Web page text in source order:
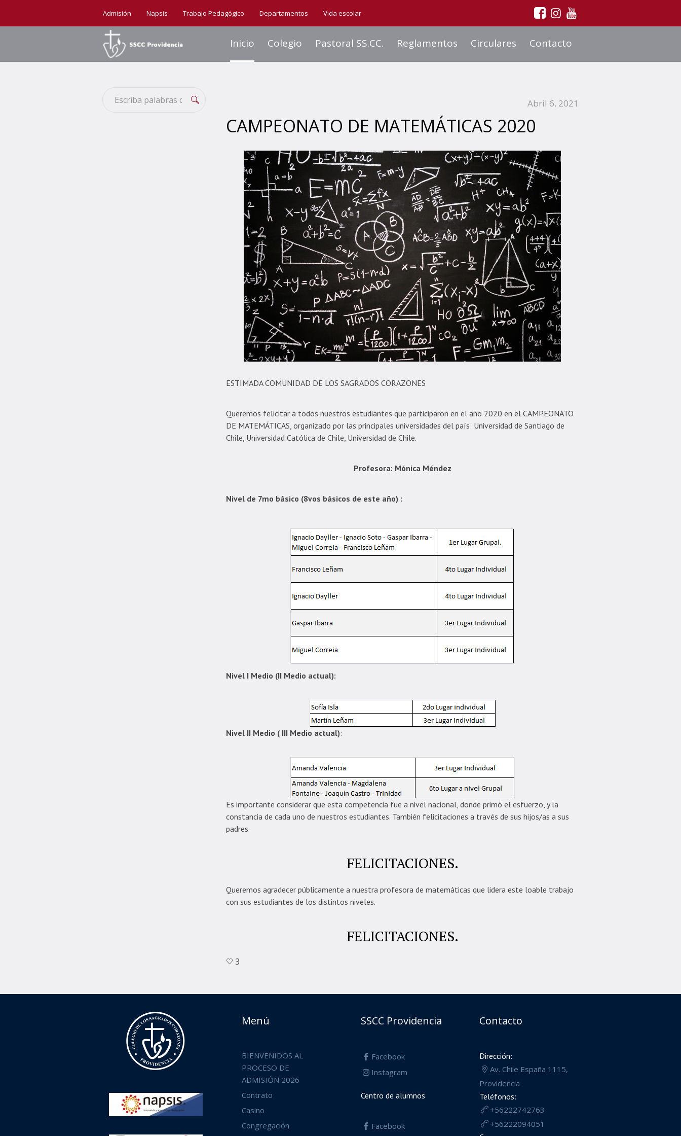
Admisión Napsis Trabajo Pedagógico Departamentos Vida escolar
Inicio Colegio Pastoral SS.CC. Reglamentos Circulares Contacto
Abril 6, 2021
CAMPEONATO DE MATEMÁTICAS 2020
ESTIMADA COMUNIDAD DE LOS SAGRADOS CORAZONES
Queremos felicitar a todos nuestros estudiantes que participaron en el año 2020 en el CAMPEONATO
DE MATEMÁTICAS, organizado por las principales universidades del país: Universidad de Santiago de
Chile, Universidad Católica de Chile, Universidad de Chile.
Profesora: Mónica Méndez
Nivel de 7mo básico (8vos básicos de este año) :
Nivel I Medio (II Medio actual):
Nivel II Medio ( III Medio actual):
Es importante considerar que esta competencia fue a nivel nacional, donde primó el esfuerzo, y la
constancia de cada uno de nuestros estudiantes. También felicitaciones a través de sus hijos/as a sus
padres.
FELICITACIONES.
Queremos agradecer públicamente a nuestra profesora de matemáticas que lidera este loable trabajo
con sus estudiantes de los distintos niveles.
FELICITACIONES.
3
Menú
BIENVENIDOS AL
PROCESO DE
ADMISIÓN 2026
Contrato
Casino
Congregación
SSCC Providencia
Facebook
Instagram
Centro de alumnos
Facebook
Contacto
Dirección:
Av. Chile España 1115,
Providencia
Teléfonos:
+56222742763
+56222094051